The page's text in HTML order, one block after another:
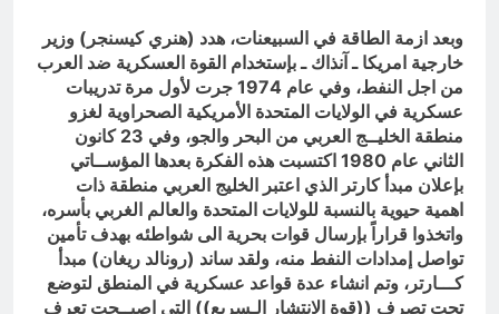
وبعد ازمة الطاقة في السبيعنات، هدد (هنري كيسنجر) وزير
خارجية امريكا ـ آنذاك ـ بإستخدام القوة العسكرية ضد العرب
من اجل النفط، وفي عام 1974 جرت لأول مرة تدريبات
عسكرية في الولايات المتحدة الأمريكية الصحراوية لغزو
منطقة الخليــج العربي من البحر والجو، وفي 23 كانون
الثاني عام 1980 اكتسبت هذه الفكرة بعدها المؤســاتي
بإعلان مبدأ كارتر الذي اعتبر الخليج العربي منطقة ذات
اهمية حيوية بالنسبة للولايات المتحدة والعالم الغربي بأسره،
واتخذوا قراراً بإرسال قوات بحرية الى شواطئه بهدف تأمين
تواصل إمدادات النفط منه، ولقد ساند (رونالد ريغان) مبدأ
كـــارتر، وتم انشاء عدة قواعد عسكرية في المنطق لتوضع
تحت تصرف ((قوة الانتشار الـسريع)) التي اصبــحت تعرف